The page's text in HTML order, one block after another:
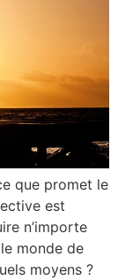
que promet le
est
n’importe
monde de
moyens ?